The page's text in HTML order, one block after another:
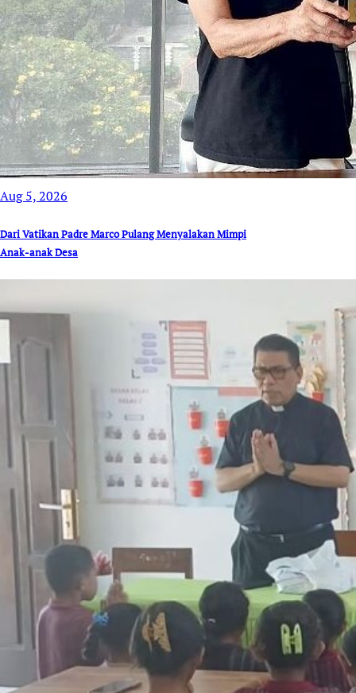
Aug 5, 2026
Dari Vatikan Padre Marco Pulang Menyalakan Mimpi
Anak-anak Desa